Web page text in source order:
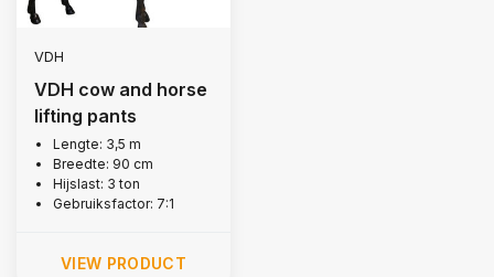
VDH
VDH cow and horse
lifting pants
Lengte: 3,5 m
Breedte: 90 cm
Hijslast: 3 ton
Gebruiksfactor: 7:1
VIEW PRODUCT